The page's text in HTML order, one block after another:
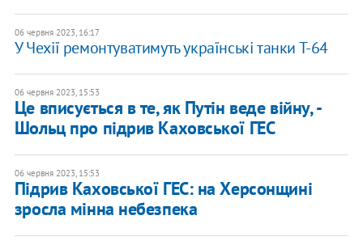
06 червня 2023, 16:17
У Чехії ремонтуватимуть українські танки Т-64
06 червня 2023, 15:53
Це вписується в те, як Путін веде війну, -
Шольц про підрив Каховської ГЕС
06 червня 2023, 15:53
Підрив Каховської ГЕС: на Херсонщині
зросла мінна небезпека